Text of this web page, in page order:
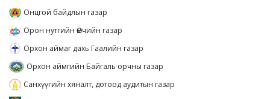
Онцгой байдлын газар
Орон нутгийн Өмчийн газар
Орхон аймаг дахь Гаалийн газар
Орхон аймгийн Байгаль орчны газар
Санхүүгийн хяналт, дотоод аудитын газар